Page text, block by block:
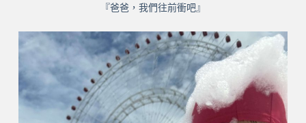
『爸爸，我們往前衝吧』